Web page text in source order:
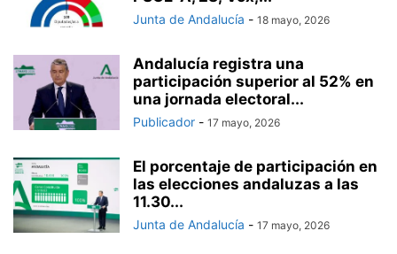
Junta de Andalucía - 18 mayo, 2026
Andalucía registra una
participación superior al 52% en
una jornada electoral...
Publicador - 17 mayo, 2026
El porcentaje de participación en
las elecciones andaluzas a las
11.30...
Junta de Andalucía - 17 mayo, 2026